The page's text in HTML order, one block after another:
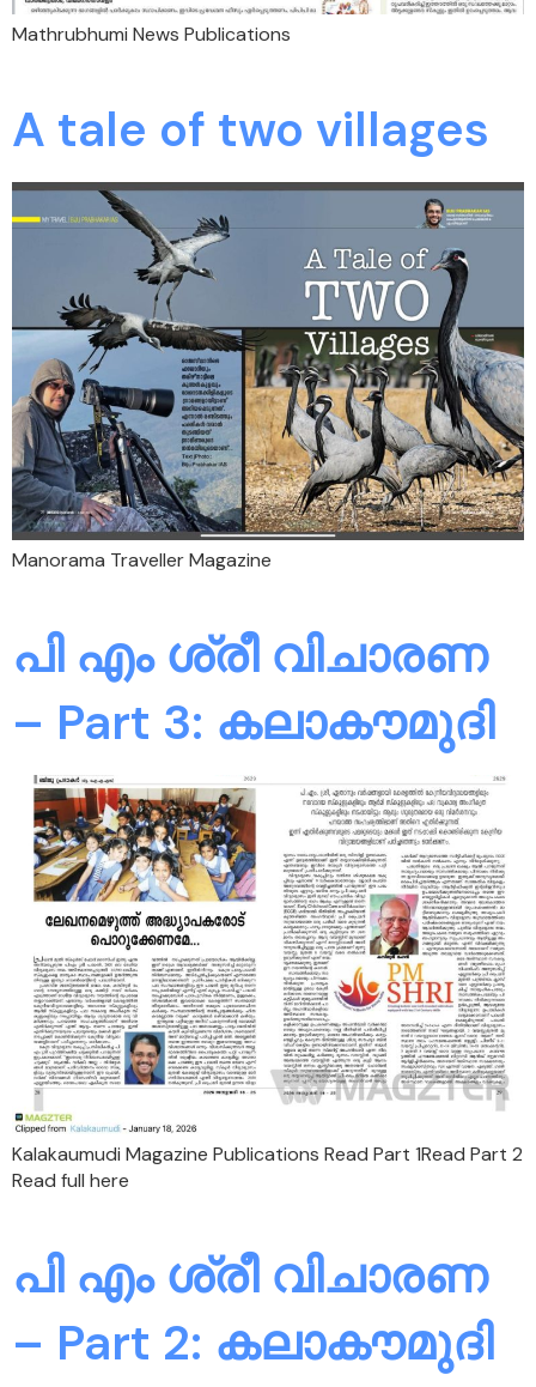
Mathrubhumi News Publications
A tale of two villages
Manorama Traveller Magazine
പി എം ശ്രീ വിചാരണ
– Part 3: കലാകൗമുദി
Kalakaumudi Magazine Publications Read Part 1Read Part 2
Read full here
പി എം ശ്രീ വിചാരണ
– Part 2: കലാകൗമുദി